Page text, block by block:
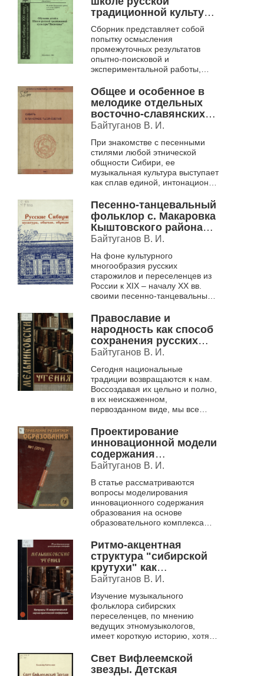
рождественски...
традиционной культуры
"Васюганье". Сборник
научно-методических
статей
Сборник представляет собой
попытку осмысления
промежуточных результатов
опытно-поисковой и
экспериментальной работы,
Центрального района г.
Новосибирска с 1994 года при
участии и ак...
Общее и особенное в
мелодике отдельных
восточно-славянских
групп Юго-Западной
Сибири
Байтуганов В. И.
При знакомстве с песенными
стилями любой этнической
общности Сибири, ее
музыкальная культура выступает
как сплав единой, интонационно
том случае, если эта этническая
общно...
Песенно-танцевальный
фольклор с. Макаровка
Кыштовского района
Новосибирской
области в народном
календаре
Байтуганов В. И.
На фоне культурного
многообразия русских
старожилов и переселенцев из
России к XIX – началу XX вв.
своими песенно-танцевальными
с. Макаровка Кыштовского
района Новосибирск...
Православие и
народность как способ
сохранения русских
традиций
Байтуганов В. И.
Сегодня национальные
традиции возвращаются к нам.
Воссоздавая их цельно и полно,
в их неискаженном,
первозданном виде, мы все
истории нашего народа, его
культуре, познанию...
Проектирование
инновационной модели
содержания
образования школы
русской традиционной
культуры.
Байтуганов В. И.
В статье рассматриваются
вопросы моделирования
инновационного содержания
образования на основе
образовательного комплекса
культура», связанного с
всесторонним развитием
целостной...
Ритмо-акцентная
структура "сибирской
крутухи" как
системообразующий
элемент мелодического
стиля жанра (на
материале
фольклорных
экспедиций в
НСО).
Байтуганов В. И.
Изучение музыкального
фольклора сибирских
переселенцев, по мнению
ведущих этномузыкологов,
имеет короткую историю, хотя
изучалась достаточно
длительно. Музыкальный
Свет Вифлеемской
звезды. Детская